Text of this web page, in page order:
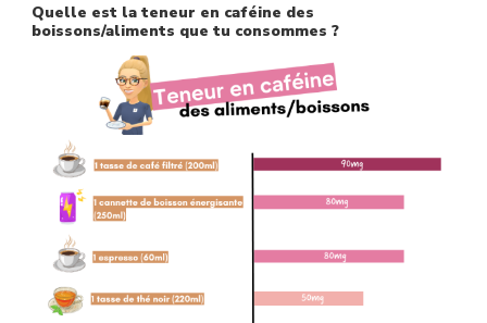
Quelle est la teneur en caféine des
boissons/aliments que tu consommes ?